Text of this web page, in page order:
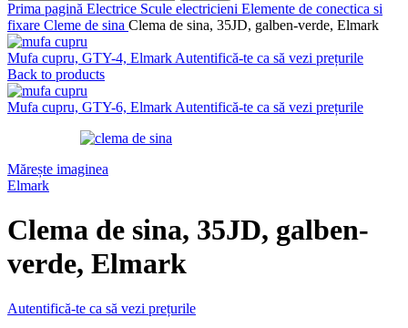
Prima pagină Electrice Scule electricieni Elemente de conectica si
fixare Cleme de sina Clema de sina, 35JD, galben-verde, Elmark
Mufa cupru, GTY-4, Elmark Autentifică-te ca să vezi prețurile
Back to products
Mufa cupru, GTY-6, Elmark Autentifică-te ca să vezi prețurile
Mărește imaginea
Elmark
Clema de sina, 35JD, galben-
verde, Elmark
Autentifică-te ca să vezi prețurile